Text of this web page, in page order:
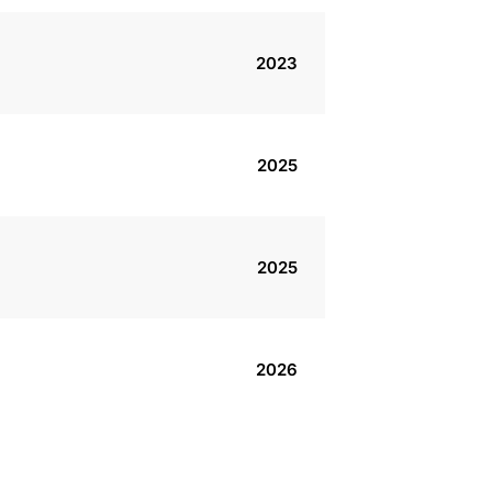
2023
2025
2025
2026